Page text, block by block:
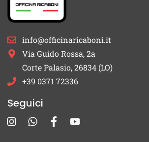
info@officinaricaboni.it
Via Guido Rossa, 2a
Corte Palasio, 26834 (LO)
+39 0371 72336
Seguici